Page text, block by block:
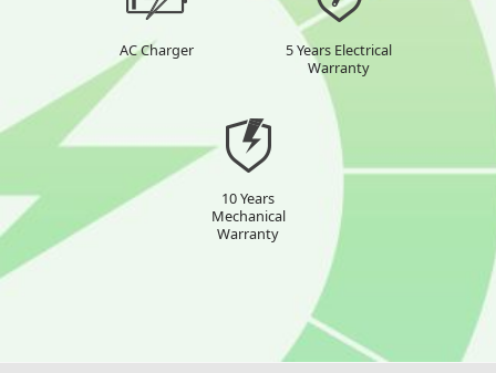
AC Charger
5 Years Electrical
Warranty
10 Years
Mechanical
Warranty